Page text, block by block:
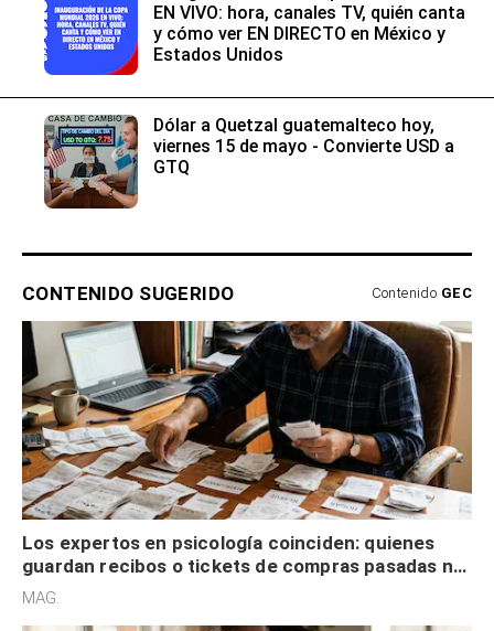
EN VIVO: hora, canales TV, quién canta
y cómo ver EN DIRECTO en México y
Estados Unidos
Dólar a Quetzal guatemalteco hoy,
viernes 15 de mayo - Convierte USD a
GTQ
CONTENIDO SUGERIDO Contenido GEC
Los expertos en psicología coinciden: quienes
guardan recibos o tickets de compras pasadas no
son acumuladores, sino que tienen necesidad de
MAG.